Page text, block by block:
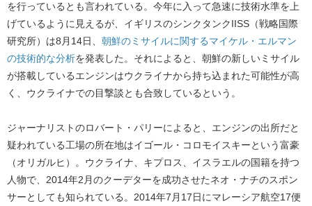
を行っているとも言われている。今年に入って急速に技術水準を上
げているように見えるが、イギリスのシンクタンクIISS（戦略国際
研究所）は8月14日、​ 朝鮮のミサイルに関するマイケル・エルマン
の技術的な分析​を発表した。それによると、朝鮮の新しいミサイル
が搭載しているエンジンはウクライナから持ち込まれた可能性が高
く、ウクライナでの目撃談とも合致しているという。
ジャーナリストのロバート・パリーによると、エンジンの出所だと
疑われている工場の所在地はイゴール・コロモイスキーという富豪
（オリガルヒ）。ウクライナ、キプロス、イスラエルの国籍を持つ
人物で、2014年2月のクーデターを成功させたネオ・ナチのスポン
サーとしても知られている。2014年7月17日にマレーシア航空17便